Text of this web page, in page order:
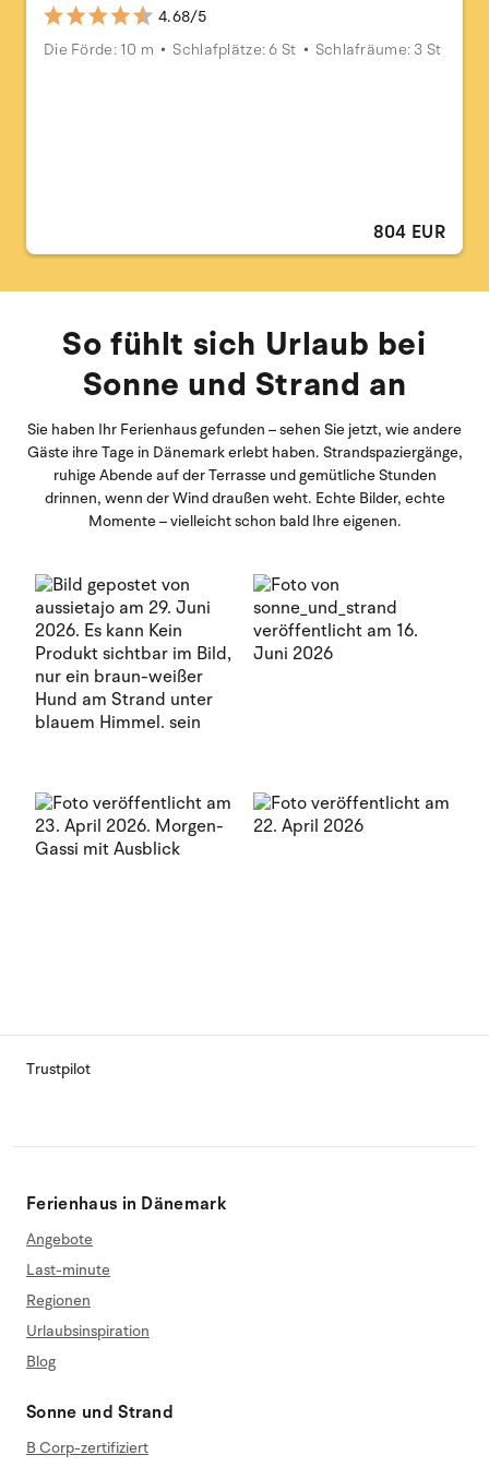
4.68/5
Die Förde: 10 m
Schlafplätze: 6 St Schlafräume: 3 St
804 EUR
So fühlt sich Urlaub bei
Sonne und Strand an
Sie haben Ihr Ferienhaus gefunden – sehen Sie jetzt, wie andere
Gäste ihre Tage in Dänemark erlebt haben. Strandspaziergänge,
ruhige Abende auf der Terrasse und gemütliche Stunden
drinnen, wenn der Wind draußen weht. Echte Bilder, echte
Momente – vielleicht schon bald Ihre eigenen.
Trustpilot
Ferienhaus in Dänemark
Angebote
Last-minute
Regionen
Urlaubsinspiration
Blog
Sonne und Strand
B Corp-zertifiziert